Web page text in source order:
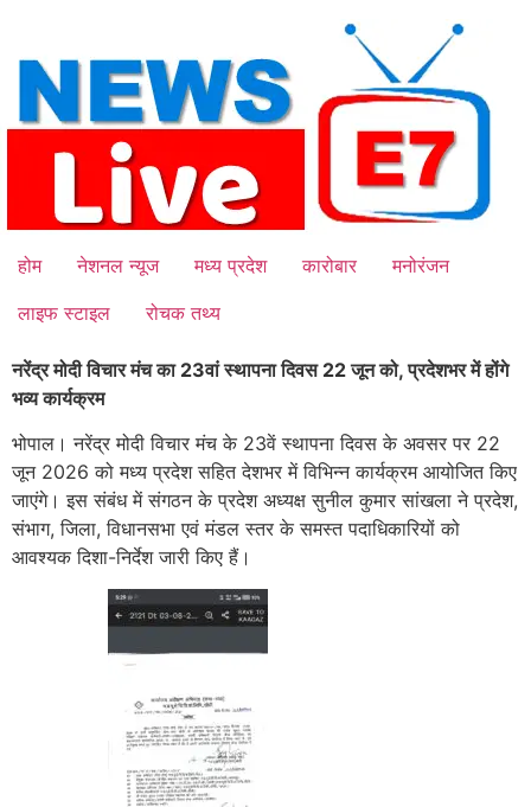
content
होम नेशनल न्यूज मध्य प्रदेश कारोबार
मनोरंजन
लाइफ स्टाइल
रोचक तथ्य
नरेंद्र मोदी विचार मंच का 23वां स्थापना दिवस 22 जून को, प्रदेशभर में होंगे
भव्य कार्यक्रम
भोपाल। नरेंद्र मोदी विचार मंच के 23वें स्थापना दिवस के अवसर पर 22
जून 2026 को मध्य प्रदेश सहित देशभर में विभिन्न कार्यक्रम आयोजित किए
जाएंगे। इस संबंध में संगठन के प्रदेश अध्यक्ष सुनील कुमार सांखला ने प्रदेश,
संभाग, जिला, विधानसभा एवं मंडल स्तर के समस्त पदाधिकारियों को
आवश्यक दिशा-निर्देश जारी किए हैं।